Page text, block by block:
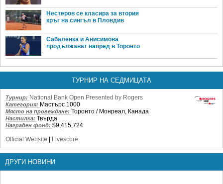
Нестеров се класира за втория
кръг на сингъл в Пловдив
Сабаленка и Анисимова
продължават напред в Торонто
ТУРНИР НА СЕДМИЦАТА
Турнир: National Bank Open Presented by Rogers
Категория: Мастърс 1000
Място на провеждане: Торонто / Монреал, Канада
Настилка: Твърда
Награден фонд: $9,415,724
Official Website
Livescore
ДРУГИ НОВИНИ